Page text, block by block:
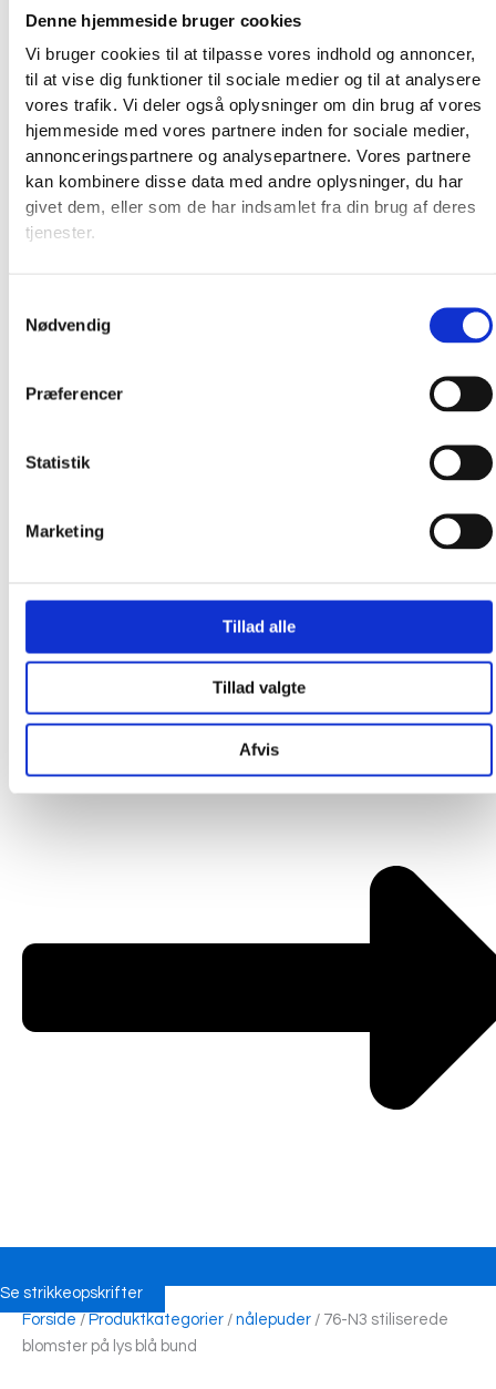
Denne hjemmeside bruger cookies
Vi bruger cookies til at tilpasse vores indhold og annoncer,
til at vise dig funktioner til sociale medier og til at analysere
vores trafik. Vi deler også oplysninger om din brug af vores
hjemmeside med vores partnere inden for sociale medier,
annonceringspartnere og analysepartnere. Vores partnere
kan kombinere disse data med andre oplysninger, du har
givet dem, eller som de har indsamlet fra din brug af deres
tjenester.
Nødvendig
Præferencer
Statistik
Marketing
Tillad alle
Tillad valgte
Afvis
Broderigarn
Istex strikkegarn
Om os
Se strikkeopskrifter
Forside / Produktkategorier / nålepuder / 76-N3 stiliserede
blomster på lys blå bund